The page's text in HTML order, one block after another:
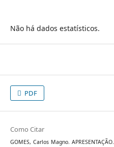
Não há dados estatísticos.
PDF
Como Citar
GOMES, Carlos Magno. APRESENTAÇÃO.